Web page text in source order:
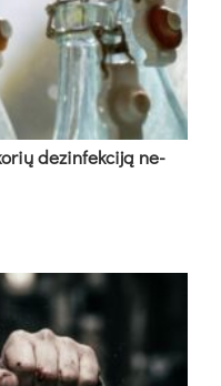
de­zin­fek­ci­ją ne­